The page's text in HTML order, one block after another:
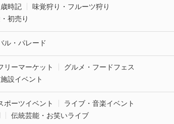
時記
味覚狩り・フルーツ狩り
初売り
ル・パレード
リーマーケット
グルメ・フードフェス
設イベント
ポーツイベント
ライブ・音楽イベント
伝統芸能・お笑いライブ